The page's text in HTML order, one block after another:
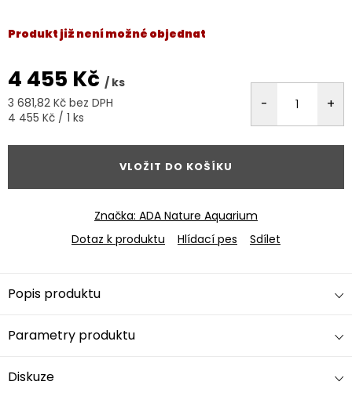
Produkt již není možné objednat
4 455 Kč / ks
3 681,82 Kč bez DPH
Měrná
4 455 Kč / 1 ks
VLOŽIT DO KOŠÍKU
Značka: ADA Nature Aquarium
Dotaz k produktu
Hlídací pes Sdílet
Popis produktu
Parametry produktu
Diskuze